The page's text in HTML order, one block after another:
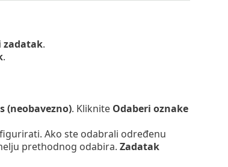
zadatak.
.
(neobavezno). Kliknite Odaberi oznake
Ako ste odabrali određenu
prethodnog odabira. Zadatak